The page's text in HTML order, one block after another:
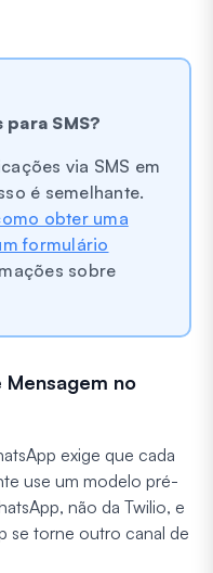
SMS?
via SMS em
é semelhante.
obter uma
formulário
sobre
Mensagem no
exige que cada
use um modelo pré-
não da Twilio, e
se torne outro canal de